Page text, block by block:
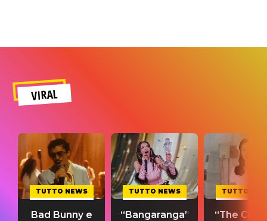
VIRAL
TUTTO NEWS
Bad Bunny e
TUTTO NEWS
“Bangaranga”
TUTTO
“The